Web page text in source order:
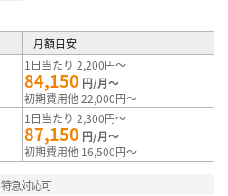
月額目安
1日当たり 2,200円～
84,150 円/月～
初期費用他 22,000円～
1日当たり 2,300円～
87,150 円/月～
初期費用他 16,500円～
特急対応可